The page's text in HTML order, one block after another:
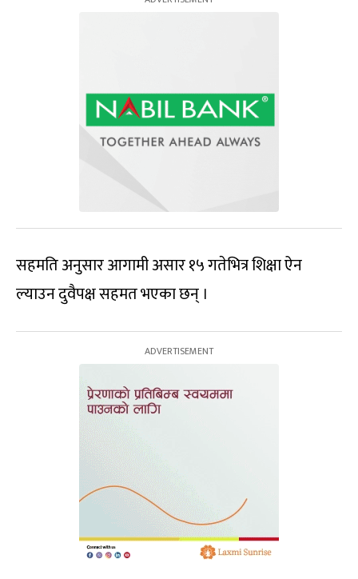
सहमति अनुसार आगामी असार १५ गतेभित्र शिक्षा ऐन
ल्याउन दुवैपक्ष सहमत भएका छन् ।